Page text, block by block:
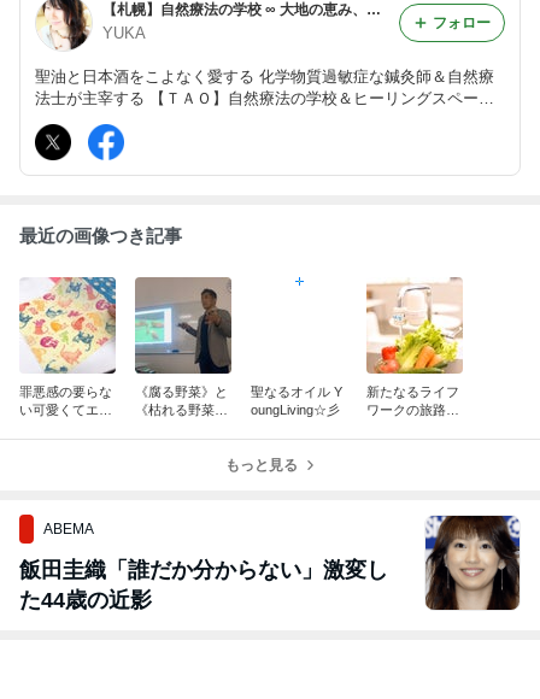
【札幌】自然療法の学校 ∞ 大地の恵み、聖なるオイル【TAO】
YUKA
聖油と日本酒をこよなく愛する 化学物質過敏症な鍼灸師＆自然療
法士が主宰する 【ＴＡＯ】自然療法の学校＆ヒーリングスペース
p://tao-earth.com/
フォロー
最近の画像つき記事
罪悪感の要らな
い可愛くてエコ
《腐る野菜》と
《枯れる野菜》
聖なるオイル Y
oungLiving☆彡
新たなるライフ
ワークの旅路
もっと見る
ABEMA
飯田圭織「誰だか分からない」激変し
た44歳の近影